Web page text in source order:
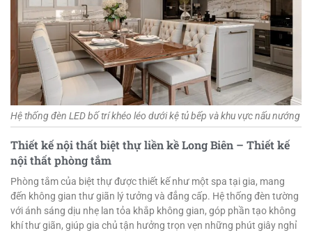
Hệ thống đèn LED bố trí khéo léo dưới kệ tủ bếp và khu vực nấu nướng
Thiết kế nội thất biệt thự liền kề Long Biên – Thiết kế
nội thất phòng tắm
Phòng tắm của biệt thự được thiết kế như một spa tại gia, mang
đến không gian thư giãn lý tưởng và đẳng cấp. Hệ thống đèn tường
với ánh sáng dịu nhẹ lan tỏa khắp không gian, góp phần tạo không
khí thư giãn, giúp gia chủ tận hưởng trọn vẹn những phút giây nghỉ